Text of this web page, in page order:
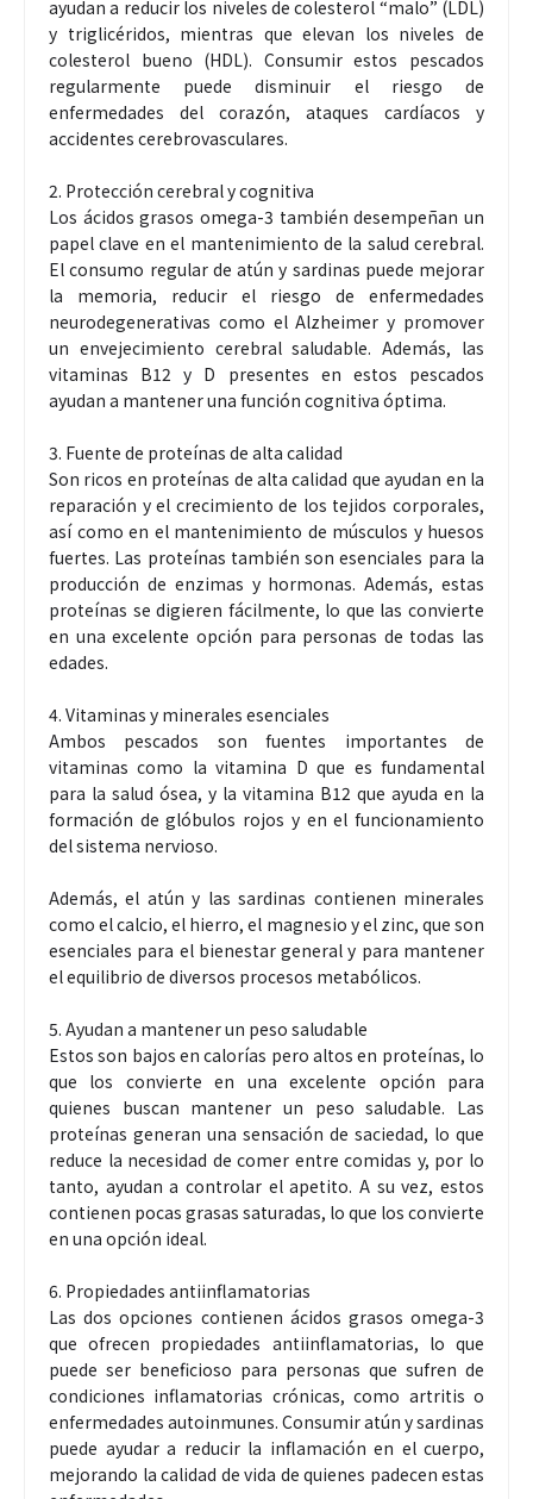
ayudan a reducir los niveles de colesterol “malo” (LDL)
y triglicéridos, mientras que elevan los niveles de
colesterol bueno (HDL). Consumir estos pescados
regularmente puede disminuir el riesgo de
enfermedades del corazón, ataques cardíacos y
accidentes cerebrovasculares.
2. Protección cerebral y cognitiva
Los ácidos grasos omega-3 también desempeñan un
papel clave en el mantenimiento de la salud cerebral.
El consumo regular de atún y sardinas puede mejorar
la memoria, reducir el riesgo de enfermedades
neurodegenerativas como el Alzheimer y promover
un envejecimiento cerebral saludable. Además, las
vitaminas B12 y D presentes en estos pescados
ayudan a mantener una función cognitiva óptima.
3. Fuente de proteínas de alta calidad
Son ricos en proteínas de alta calidad que ayudan en la
reparación y el crecimiento de los tejidos corporales,
así como en el mantenimiento de músculos y huesos
fuertes. Las proteínas también son esenciales para la
producción de enzimas y hormonas. Además, estas
proteínas se digieren fácilmente, lo que las convierte
en una excelente opción para personas de todas las
edades.
4. Vitaminas y minerales esenciales
Ambos pescados son fuentes importantes de
vitaminas como la vitamina D que es fundamental
para la salud ósea, y la vitamina B12 que ayuda en la
formación de glóbulos rojos y en el funcionamiento
del sistema nervioso.
Además, el atún y las sardinas contienen minerales
como el calcio, el hierro, el magnesio y el zinc, que son
esenciales para el bienestar general y para mantener
el equilibrio de diversos procesos metabólicos.
5. Ayudan a mantener un peso saludable
Estos son bajos en calorías pero altos en proteínas, lo
que los convierte en una excelente opción para
quienes buscan mantener un peso saludable. Las
proteínas generan una sensación de saciedad, lo que
reduce la necesidad de comer entre comidas y, por lo
tanto, ayudan a controlar el apetito. A su vez, estos
contienen pocas grasas saturadas, lo que los convierte
en una opción ideal.
6. Propiedades antiinflamatorias
Las dos opciones contienen ácidos grasos omega-3
que ofrecen propiedades antiinflamatorias, lo que
puede ser beneficioso para personas que sufren de
condiciones inflamatorias crónicas, como artritis o
enfermedades autoinmunes. Consumir atún y sardinas
puede ayudar a reducir la inflamación en el cuerpo,
mejorando la calidad de vida de quienes padecen estas